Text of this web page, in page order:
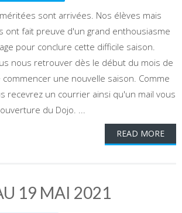
sont arrivées. Nos élèves mais
ont fait preuve d'un grand enthousiasme
pour conclure cette difficile saison.
nous retrouver dès le début du mois de
une nouvelle saison. Comme
recevrez un courrier ainsi qu'un mail vous
du Dojo. ...
READ MORE
19 MAI 2021